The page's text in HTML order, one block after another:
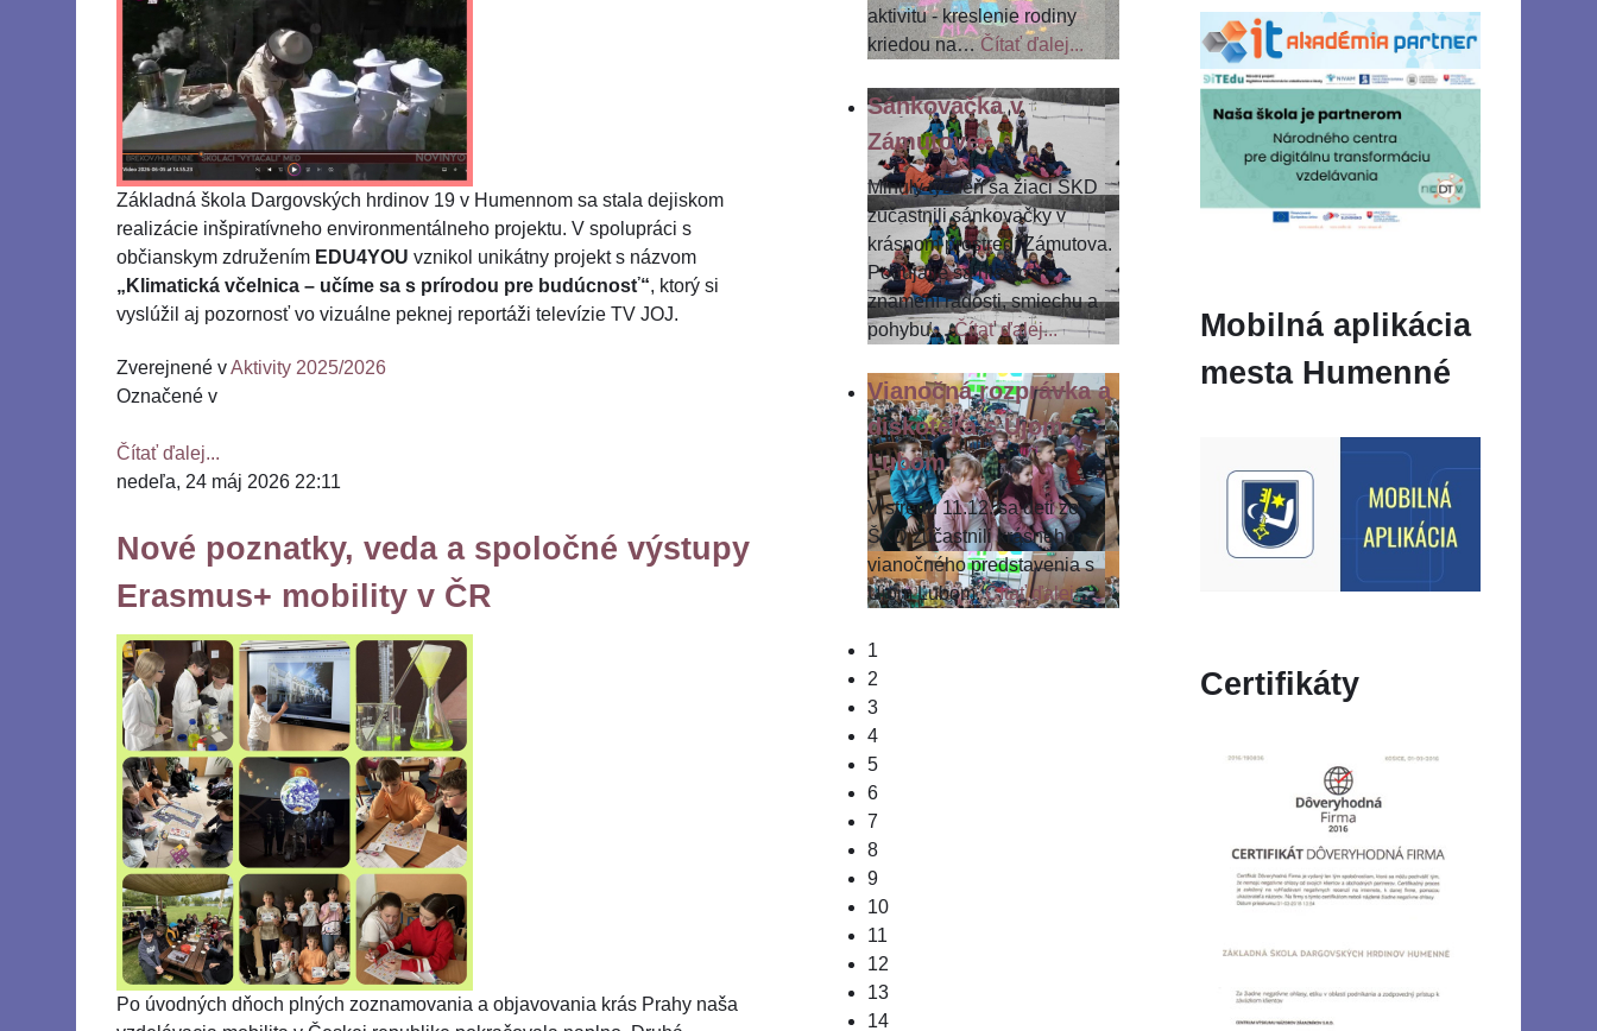
Základná škola Dargovských hrdinov 19 v Humennom sa stala dejiskom
realizácie inšpiratívneho environmentálneho projektu. V spolupráci s
občianskym združením EDU4YOU vznikol unikátny projekt s názvom
„Klimatická včelnica – učíme sa s prírodou pre budúcnosť“, ktorý si
vyslúžil aj pozornosť vo vizuálne peknej reportáži televízie TV JOJ.
Zverejnené vAktivity 2025/2026
Označené v
Čítať ďalej...
nedeľa, 24 máj 2026 22:11
Nové poznatky, veda a spoločné výstupy
Erasmus+ mobility v ČR
Po úvodných dňoch plných zoznamovania a objavovania krás Prahy naša
aktivitu - kreslenie rodiny
kriedou na… Čítať ďalej...
Sánkovačka v
Zámutove
Minulý týždeň sa žiaci ŠKD
zúčastnili sánkovačky v
krásnom prostredí Zámutova.
Podujatie sa nieslo v
znamení radosti, smiechu a
pohybu… Čítať ďalej...
Vianočná rozprávka a
diskotéka s Ujom
Ľubom
V stredu 11.12. sa deti zo
ŠKD zúčastnili krásneho
vianočného predstavenia s
Ujom Ľubom.Čítať ďalej...
1
2
3
4
5
6
7
8
9
10
11
12
13
14
Mobilná aplikácia
mesta Humenné
Certifikáty